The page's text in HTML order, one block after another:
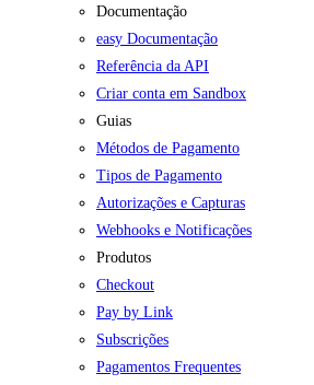
Documentação
easy Documentação
Referência da API
Criar conta em Sandbox
Guias
Métodos de Pagamento
Tipos de Pagamento
Autorizações e Capturas
Webhooks e Notificações
Produtos
Checkout
Pay by Link
Subscrições
Pagamentos Frequentes